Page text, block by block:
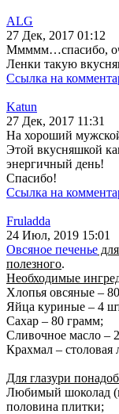
ALG
27 Дек, 2017 01:12
Ммммм…спасибо,
Ленки такую
Ссылка на
Katun
27 Дек, 2017 11:31
На хороший
Этой вкусняшкой
энергичный день!
Спасибо!
Ссылка на
Fruladda
24 Июл, 2019 15:01
Овсяное печенье
полезного.
Необходимые
Хлопья овсяные –
Яйца куриные – 4
Сахар – 80 грамм;
Сливочное масло –
Крахмал – столовая
Для глазури
Любимый шоколад
половина плитки;